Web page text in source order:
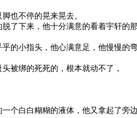
也不停的晃来晃去。
了下来，他十分满意的看着宇轩的
的小指头，他心满意足，他慢慢的
被绑的死死的，根本就动不了，
个白白糊糊的液体，他又拿起了旁